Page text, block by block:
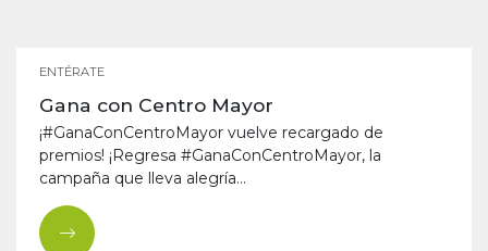
ENTÉRATE
Gana con Centro Mayor
¡#GanaConCentroMayor vuelve recargado de
premios! ¡Regresa #GanaConCentroMayor, la
campaña que lleva alegría...